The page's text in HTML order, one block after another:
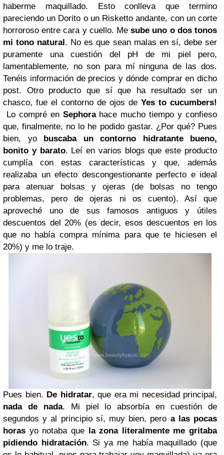
haberme maquillado. Esto conlleva que termino
pareciendo un Dorito o un Risketto andante, con un corte
horroroso entre cara y cuello. Mesube uno o dos tonos
mi tono natural. No es que sean malas en sí, debe ser
puramente una cuestión del pH de mi piel pero,
lamentablemente, no son para mí ninguna de las dos.
Tenéis información de precios y dónde comprar en dicho
post.
Otro producto que sí que ha resultado ser un
chasco, fue el contorno de ojos de Yes to cucumbers!
Lo compré en Sephorahace mucho tiempo y confieso
que, finalmente, no lo he podido gastar. ¿Por qué? Pues
bien, yo buscaba un contorno hidratante bueno,
bonito y barato. Leí en varios blogs que este producto
cumplía con estas características y que, además
realizaba un efecto descongestionante perfecto e ideal
para atenuar bolsas y ojeras (de bolsas no tengo
problemas, pero de ojeras ni os cuento). Así que
aproveché uno de sus famosos antiguos y útiles
descuentos del 20% (es decir, esos descuentos en los
que no había compra mínima para que te hiciesen el
20%) y me lo traje.
Pues bien. De hidratar, que era mi necesidad principal,
nada de nada. Mi piel lo absorbía en cuestión de
segundos y al principio sí, muy bien, pero a las pocas
horas yo notaba que la zona literalmente me gritaba
pidiendo hidratación. Si ya me había maquillado (que